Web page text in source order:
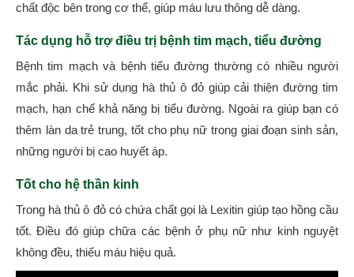
chất độc bên trong cơ thể, giúp máu lưu thông dễ dàng.
Tác dụng hỗ trợ điều trị bệnh tim mạch, tiểu đường
Bệnh tim mạch và bệnh tiểu đường thường có nhiều người
mắc phải. Khi sử dụng hà thủ ô đỏ giúp cải thiện đường tim
mạch, hạn chế khả năng bị tiểu đường. Ngoài ra giúp bạn có
thêm làn da trẻ trung, tốt cho phụ nữ trong giai đoạn sinh sản,
những người bị cao huyết áp.
Tốt cho hệ thần kinh
Trong hà thủ ô đỏ có chứa chất gọi là Lexitin giúp tạo hồng cầu
tốt. Điều đó giúp chữa các bệnh ở phụ nữ như kinh nguyệt
không đều, thiếu máu hiệu quả.